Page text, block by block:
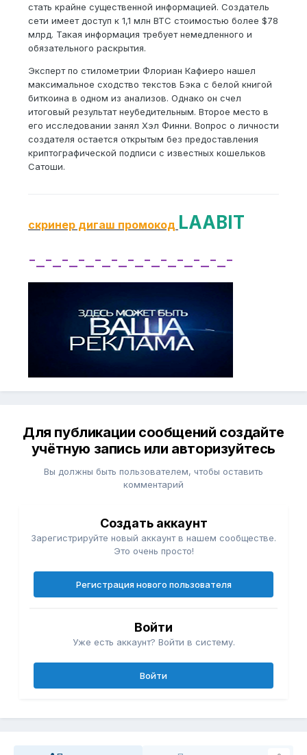
стать крайне существенной информацией. Создатель
сети имеет доступ к 1,1 млн BTC стоимостью более $78
млрд. Такая информация требует немедленного и
обязательного раскрытия.
Эксперт по стилометрии Флориан Кафиеро нашел
максимальное сходство текстов Бэка с белой книгой
биткоина в одном из анализов. Однако он счел
итоговый результат неубедительным. Второе место в
его исследовании занял Хэл Финни. Вопрос о личности
создателя остается открытым без предоставления
криптографической подписи с известных кошельков
Сатоши.
скринер дигаш промокод LAABIT
-_-_-_-_-_-_-_-_-_-_-_-_-
Для публикации сообщений создайте
учётную запись или авторизуйтесь
Вы должны быть пользователем, чтобы оставить
комментарий
Создать аккаунт
Зарегистрируйте новый аккаунт в нашем сообществе.
Это очень просто!
Регистрация нового пользователя
Войти
Уже есть аккаунт? Войти в систему.
Войти